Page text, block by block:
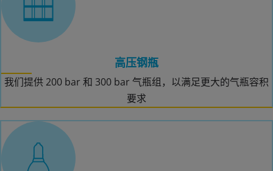
高压钢瓶
我们提供 200 bar 和 300 bar 气瓶组，以满足更大的气瓶容积
要求